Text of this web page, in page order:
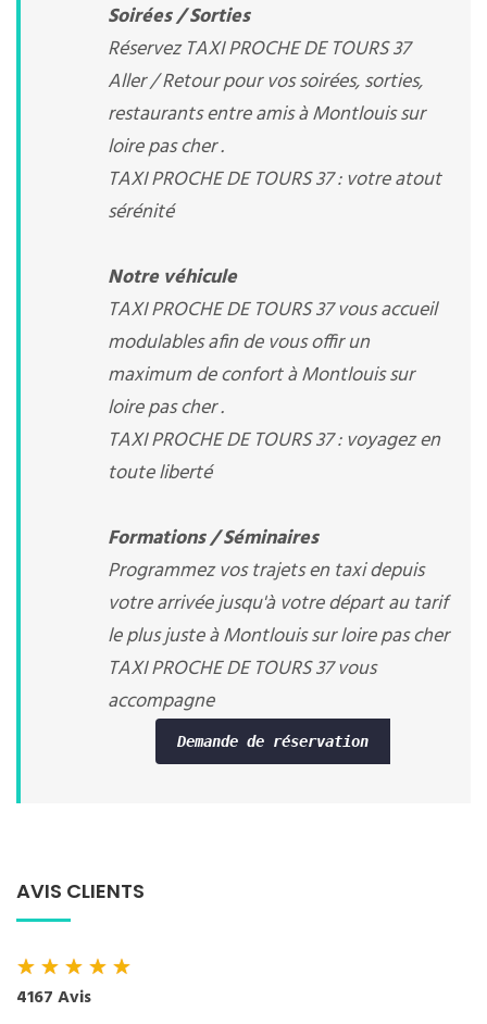
Soirées / Sorties
Réservez TAXI PROCHE DE TOURS 37
Aller / Retour pour vos soirées, sorties,
restaurants entre amis à Montlouis sur
loire pas cher .
TAXI PROCHE DE TOURS 37 : votre atout
sérénité
Notre véhicule
TAXI PROCHE DE TOURS 37 vous accueil
modulables afin de vous offir un
maximum de confort à Montlouis sur
loire pas cher .
TAXI PROCHE DE TOURS 37 : voyagez en
toute liberté
Formations / Séminaires
Programmez vos trajets en taxi depuis
votre arrivée jusqu'à votre départ au tarif
le plus juste à Montlouis sur loire pas cher
TAXI PROCHE DE TOURS 37 vous
accompagne
Demande de réservation
AVIS CLIENTS
★★★★★
4167 Avis